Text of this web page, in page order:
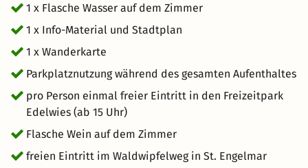
1 x Flasche Wasser auf dem Zimmer
1 x Info-Material und Stadtplan
1 x Wanderkarte
Parkplatznutzung während des gesamten Aufenthaltes
pro Person einmal freier Eintritt in den Freizeitpark
Edelwies (ab 15 Uhr)
Flasche Wein auf dem Zimmer
freien Eintritt im Waldwipfelweg in St. Engelmar